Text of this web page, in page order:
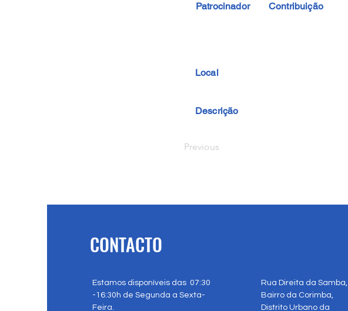
Patrocinador Contribuição
Local
Descrição
Previous
CONTACTO
Estamos disponíveis das 07:30
-16:30h de Segunda a Sexta-
Feira.
Rua Direita da Samba,
Bairro da Corimba,
Distrito Urbano da